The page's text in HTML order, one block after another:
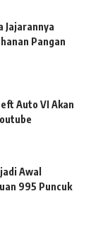
Jajarannya
Pangan
Auto VI Akan
Awal
995 Puncuk